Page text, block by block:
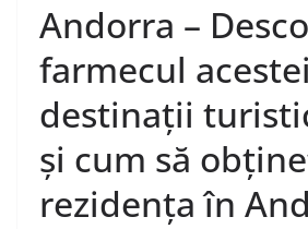
Andorra –
farmecul acestei
destinații
și cum să
rezidența în